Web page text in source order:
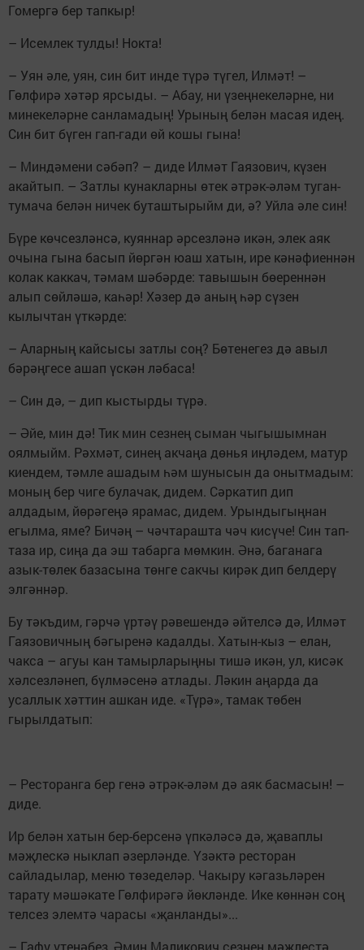
Гомергә бер тапкыр!
– Исемлек тулды! Нокта!
– Уян әле, уян, син бит инде түрә түгел, Илмәт! –
Гөлфирә хәтәр ярсыды. – Абау, ни үзеңнекеләрне, ни
минекеләрне санламадың! Урының белән масая идең.
Син бит бүген гап-гади өй кошы гына!
– Миндәмени сәбәп? – диде Илмәт Гаязович, күзен
акайтып. – Затлы кунакларны өтек әтрәк-әләм туган-
тумача белән ничек буташтырыйм ди, ә? Уйла әле син!
Бүре көчсезләнсә, куяннар әрсезләнә икән, элек аяк
очына гына басып йөргән юаш хатын, ире кәнәфиеннән
колак каккач, тәмам шәбәрде: тавышын бөереннән
алып сөйләшә, каһәр! Хәзер дә аның һәр сүзен
кылычтан үткәрде:
– Аларның кайсысы затлы соң? Бөтенегез дә авыл
бәрәңгесе ашап үскән ләбаса!
– Син дә, – дип кыстырды түрә.
– Әйе, мин дә! Тик мин сезнең сыман чыгышымнан
оялмыйм. Рәхмәт, синең акчаңа дөнья иңләдем, матур
киендем, тәмле ашадым һәм шунысын да онытмадым:
моның бер чиге булачак, дидем. Сәркатип дип
алдадым, йөрәгеңә ярамас, дидем. Урындыгыңнан
егылма, яме? Бичәң – чәчтарашта чәч кисүче! Син тап-
таза ир, сиңа да эш табарга мөмкин. Әнә, баганага
азык-төлек базасына төнге сакчы кирәк дип белдерү
элгәннәр.
Бу тәкъдим, гәрчә үртәү рәвешендә әйтелсә дә, Илмәт
Гаязовичның бәгыренә кадалды. Хатын-кыз – елан,
чакса – агуы кан тамырларыңны тишә икән, ул, кисәк
хәлсезләнеп, бүлмәсенә атлады. Ләкин аңарда да
усаллык хәттин ашкан иде. «Түрә», тамак төбен
гырылдатып:
– Ресторанга бер генә әтрәк-әләм дә аяк басмасын! –
диде.
Ир белән хатын бер-берсенә үпкәләсә дә, җаваплы
мәҗлескә ныклап әзерләнде. Үзәктә ресторан
сайладылар, меню төзеделәр. Чакыру кәгазьләрен
тарату мәшәкате Гөлфирәгә йөкләнде. Ике көннән соң
телсез элемтә чарасы «җанланды»...
– Гафу үтенәбез, Әмин Маликович сезнең мәҗлестә